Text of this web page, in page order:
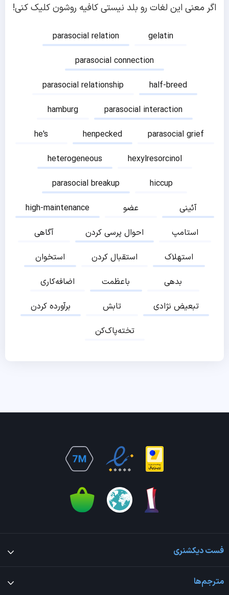
اگر معنی این لغات رو بلد نیستی کافیه روشون کلیک کنی!
parasocial relation
gelatin
parasocial connection
parasocial relationship
half-breed
hamburg
parasocial interaction
he's
henpecked
parasocial grief
heterogeneous
hexylresorcinol
parasocial breakup
hiccup
high-maintenance
عضو
آئینی
آگاهی
احوال پرسی کردن
استامپ
استخوان
استقبال کردن
استهلاک
اضافه‌کاری
باعظمت
بدهی
برآورده کردن
تابش
تبعیض نژادی
تخته‌پاک‌کن
فست دیکشنری
مترجم‌ها